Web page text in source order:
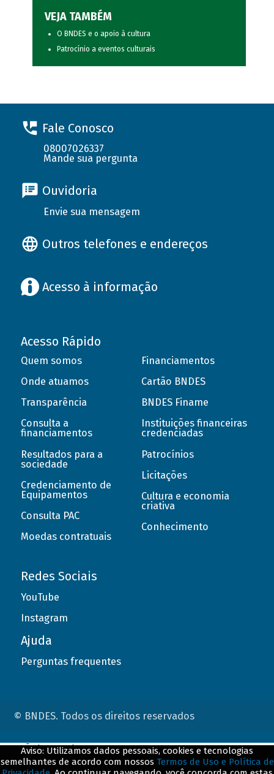
VEJA TAMBÉM
O BNDES e o apoio à cultura
Patrocínio a eventos culturais
Fale Conosco
08007026337
Mande sua pergunta
Ouvidoria
Envie sua mensagem
Outros telefones e endereços
Acesso à informação
Acesso Rápido
Quem somos
Onde atuamos
Transparência
Consulta a
financiamentos
Resultados para a
sociedade
Credenciamento de
Equipamentos
Consulta PAC
Moedas contratuais
Financiamentos
Cartão BNDES
BNDES Finame
Instituições financeiras
credenciadas
Patrocínios
Licitações
Cultura e economia
criativa
Conhecimento
Redes Sociais
YouTube
Instagram
Ajuda
Perguntas frequentes
© BNDES. Todos os direitos reservados
Aviso: Utilizamos dados pessoais, cookies e tecnologias
semelhantes de acordo com nossos Termos de Uso e Política de
ConteÃºdo complementar
${title}${badge}